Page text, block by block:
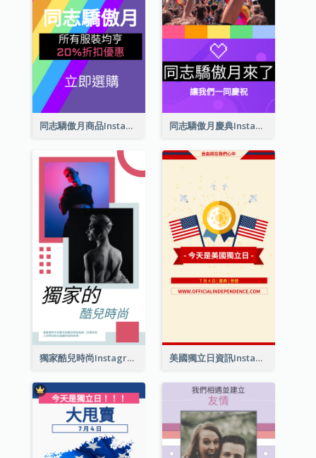
同志驕傲月商品Instagram限時動態 同志驕傲月慶典Instagram限時動態
獨家酷兒時尚Instagram限時動態 美國獨立日資訊Instagram限時動態